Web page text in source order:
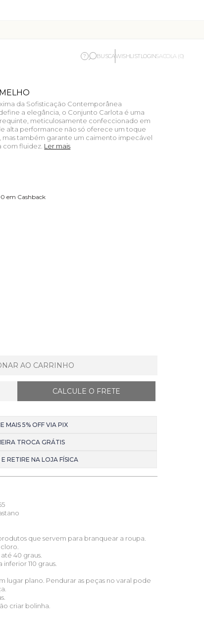
? BUSCAWISHLISTLOGINSACOLA (0)
da Sofisticação Contemporânea
a elegância, o Conjunto Carlota é uma
meticulosamente confeccionado em
alta performance não só oferece um toque
mas também garante um caimento impecável
com fluidez. Ler mais
em Cashback
AO CARRINHO
MAIS 5% OFF VIA PIX
TROCA GRÁTIS
RETIRE NA LOJA FÍSICA
que servem para branquear a roupa.
40 graus.
110 graus.
lugar plano. Pendurar as peças no varal pode
criar bolinha.